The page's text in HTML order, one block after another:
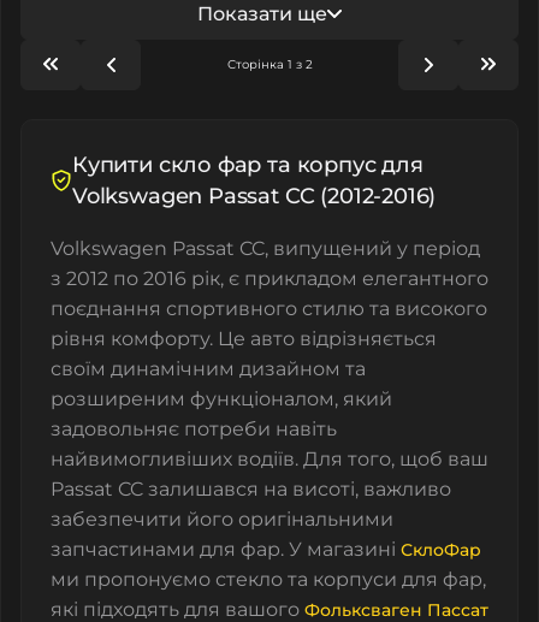
Показати ще
Сторінка 1 з 2
Купити скло фар та корпус для
Volkswagen Passat CC (2012-2016)
Volkswagen Passat CC, випущений у період
з 2012 по 2016 рік, є прикладом елегантного
поєднання спортивного стилю та високого
рівня комфорту. Це авто відрізняється
своїм динамічним дизайном та
розширеним функціоналом, який
задовольняє потреби навіть
найвимогливіших водіїв. Для того, щоб ваш
Passat CC залишався на висоті, важливо
забезпечити його оригінальними
запчастинами для фар. У магазині СклоФар
ми пропонуємо стекло та корпуси для фар,
які підходять для вашого Фольксваген Пассат